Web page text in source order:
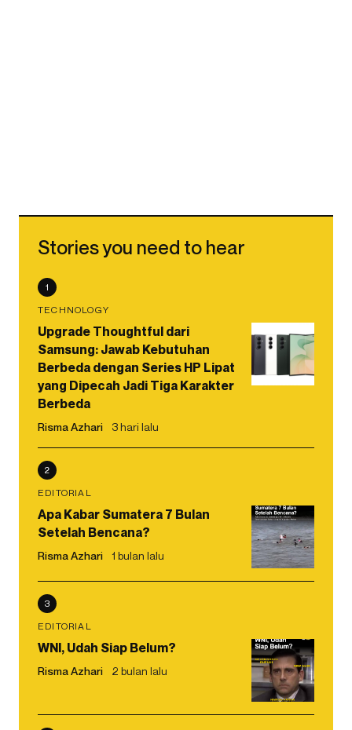
Stories you need to hear
1
TECHNOLOGY
Upgrade Thoughtful dari
Samsung: Jawab Kebutuhan
Berbeda dengan Series HP Lipat
yang Dipecah Jadi Tiga Karakter
Berbeda
Risma Azhari 3 hari lalu
2
EDITORIAL
Apa Kabar Sumatera 7 Bulan
Setelah Bencana?
Risma Azhari 1 bulan lalu
3
EDITORIAL
WNI, Udah Siap Belum?
Risma Azhari 2 bulan lalu